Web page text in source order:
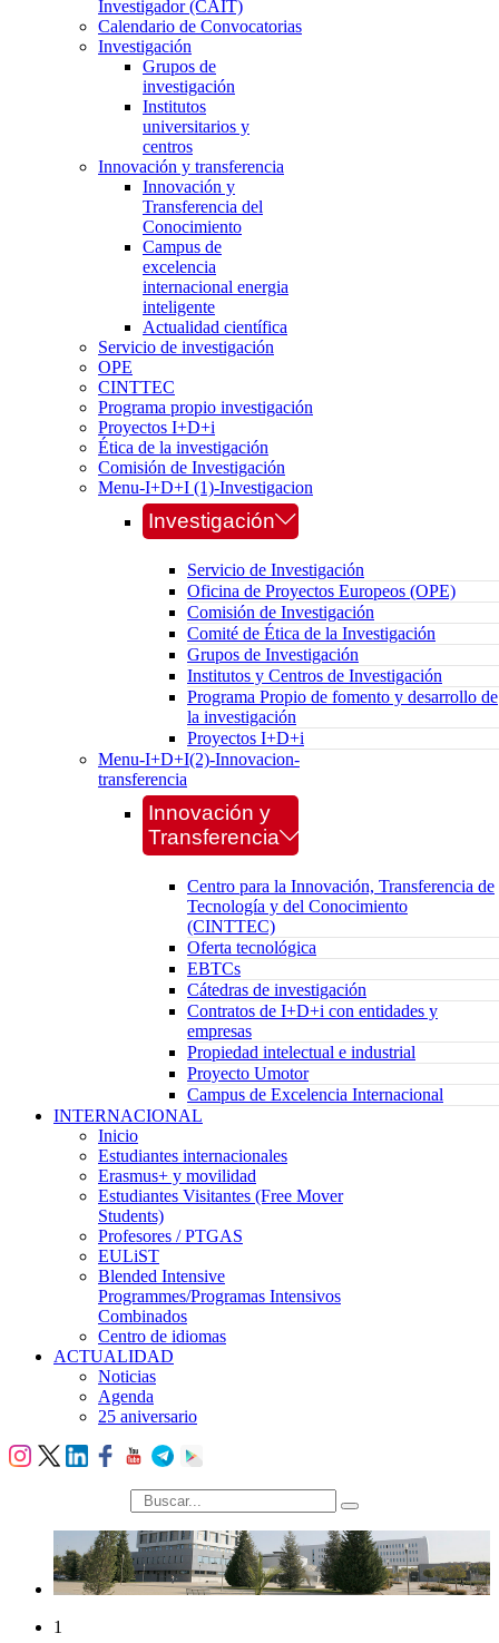
Investigador (CAIT)
Calendario de Convocatorias
Investigación
Grupos de
investigación
Institutos
universitarios y
centros
Innovación y transferencia
Innovación y
Transferencia del
Conocimiento
Campus de
excelencia
internacional energia
inteligente
Actualidad científica
Servicio de investigación
OPE
CINTTEC
Programa propio investigación
Proyectos I+D+i
Ética de la investigación
Comisión de Investigación
Menu-I+D+I (1)-Investigacion
Investigación
Servicio de Investigación
Oficina de Proyectos Europeos (OPE)
Comisión de Investigación
Comité de Ética de la Investigación
Grupos de Investigación
Institutos y Centros de Investigación
Programa Propio de fomento y desarrollo de
la investigación
Proyectos I+D+i
Menu-I+D+I(2)-Innovacion-
transferencia
Innovación y
Transferencia
Centro para la Innovación, Transferencia de
Tecnología y del Conocimiento
(CINTTEC)
Oferta tecnológica
EBTCs
Cátedras de investigación
Contratos de I+D+i con entidades y
empresas
Propiedad intelectual e industrial
Proyecto Umotor
Campus de Excelencia Internacional
INTERNACIONAL
Inicio
Estudiantes internacionales
Erasmus+ y movilidad
Estudiantes Visitantes (Free Mover
Students)
Profesores / PTGAS
EULiST
Blended Intensive
Programmes/Programas Intensivos
Combinados
Centro de idiomas
ACTUALIDAD
Noticias
Agenda
25 aniversario
búsqueda
1